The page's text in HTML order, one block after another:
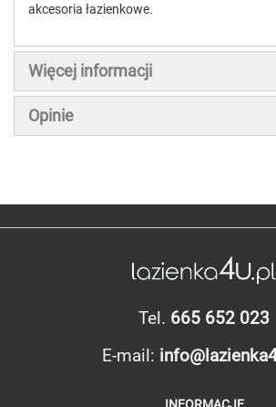
akcesoria łazienkowe.
Więcej informacji
Opinie
Tel. 665 652 023
E-mail: